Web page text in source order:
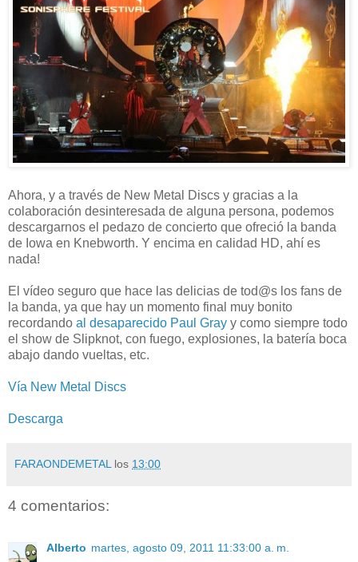
Ahora, y a través de New Metal Discs y gracias a la
colaboración desinteresada de alguna persona, podemos
descargarnos el pedazo de concierto que ofreció la banda
de Iowa en Knebworth. Y encima en calidad HD, ahí es
nada!
El vídeo seguro que hace las delicias de tod@s los fans de
la banda, ya que hay un momento final muy bonito
recordando al desaparecido Paul Gray y como siempre todo
el show de Slipknot, con fuego, explosiones, la batería boca
abajo dando vueltas, etc.
Vía New Metal Discs
Descarga
FARAONDEMETAL los 13:00
4 comentarios:
Alberto martes, agosto 09, 2011 11:33:00 a. m.